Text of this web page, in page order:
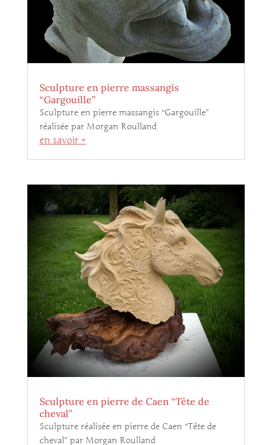
Sculpture en pierre massangis
“Gargouille”
Sculpture en pierre massangis “Gargouille”
réalisée par Morgan Roulland
en savoir +
Sculpture en pierre de Caen “Tête de
cheval”
Sculpture réalisée en pierre de Caen “Tête de
cheval” par Morgan Roulland